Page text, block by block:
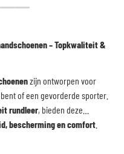
– Topkwaliteit &
zijn ontworpen voor
of een gevorderde sporter.
rundleer, bieden deze
bescherming en comfort